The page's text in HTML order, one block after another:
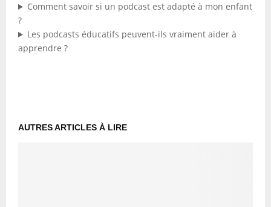
Comment savoir si un podcast est adapté à mon enfant
?
Les podcasts éducatifs peuvent-ils vraiment aider à
apprendre ?
AUTRES ARTICLES À LIRE